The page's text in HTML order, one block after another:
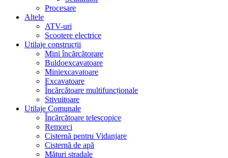
Procesare
Altele
ATV-uri
Scootere electrice
Utilaje construcții
Mini încărcătorare
Buldoexcavatoare
Miniexcavatoare
Excavatoare
Încărcătoare multifuncționale
Stivuitoare
Utilaje Comunale
Încărcătoare telescopice
Remorci
Cisternă pentru Vidanjare
Cisternă de apă
Mături stradale